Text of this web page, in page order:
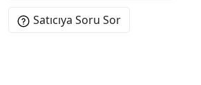
Satıcıya Soru Sor